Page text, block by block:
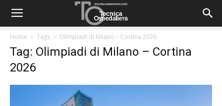
Home Tags Olimpiadi di Milano – Cortina 2026
Tag: Olimpiadi di Milano – Cortina
2026